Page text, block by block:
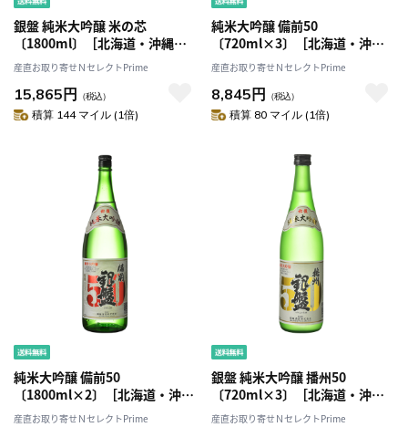
銀盤 純米大吟醸 米の芯
〔1800ml〕［北海道・沖縄
県・離島 配送不可］
産直お取り寄せＮセレクトPrime
15,865円 （税込）
積算 144 マイル (1倍)
純米大吟醸 備前50
〔720ml×3〕［北海道・沖縄
県・離島 配送不可］
産直お取り寄せＮセレクトPrime
8,845円 （税込）
積算 80 マイル (1倍)
純米大吟醸 備前50
〔1800ml×2〕［北海道・沖縄
県・離島 配送不可］
産直お取り寄せＮセレクトPrime
銀盤 純米大吟醸 播州50
〔720ml×3〕［北海道・沖縄
県・離島 配送不可］
産直お取り寄せＮセレクトPrime